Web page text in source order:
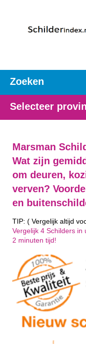
Zoeken
Selecteer
Marsman
Wat zijn
om deuren,
verven?
en
TIP: ( Vergelijk altijd
Vergelijk 4 Schilders
2 minuten tijd!